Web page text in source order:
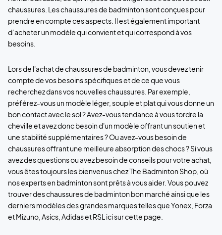
chaussures. Les chaussures de badminton sont conçues pour
prendre en compte ces aspects. Il est également important
d’acheter un modèle qui convient et qui correspond à vos
besoins.
Lors de l'achat de chaussures de badminton, vous devez tenir
compte de vos besoins spécifiques et de ce que vous
recherchez dans vos nouvelles chaussures. Par exemple,
préférez-vous un modèle léger, souple et plat qui vous donne un
bon contact avec le sol ? Avez-vous tendance à vous tordre la
cheville et avez donc besoin d'un modèle offrant un soutien et
une stabilité supplémentaires ? Ou avez-vous besoin de
chaussures offrant une meilleure absorption des chocs ? Si vous
avez des questions ou avez besoin de conseils pour votre achat,
vous êtes toujours les bienvenus chez The Badminton Shop, où
nos experts en badminton sont prêts à vous aider. Vous pouvez
trouver des chaussures de badminton bon marché ainsi que les
derniers modèles des grandes marques telles que Yonex, Forza
et Mizuno, Asics, Adidas et RSL ici sur cette page.